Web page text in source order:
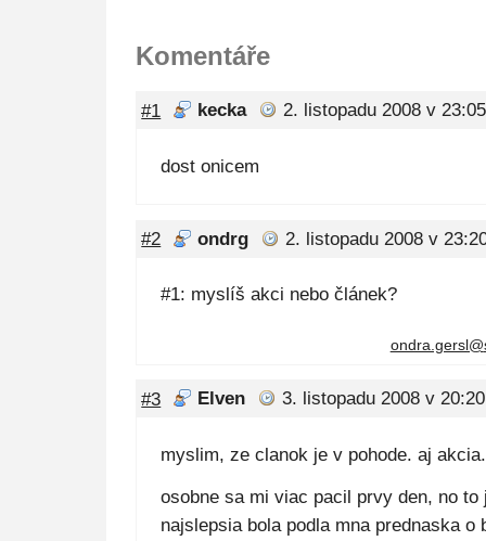
Komentáře
#1 kecka 2. listopadu 2008 v
dost onicem
#2 ondrg 2. listopadu 2008 v
#1: myslíš akci nebo článek?
ondra.gersl@
#3 Elven 3. listopadu 2008 v
myslim, ze clanok je v pohode. aj akcia.
osobne sa mi viac pacil prvy den, no to
najslepsia bola podla mna prednaska o